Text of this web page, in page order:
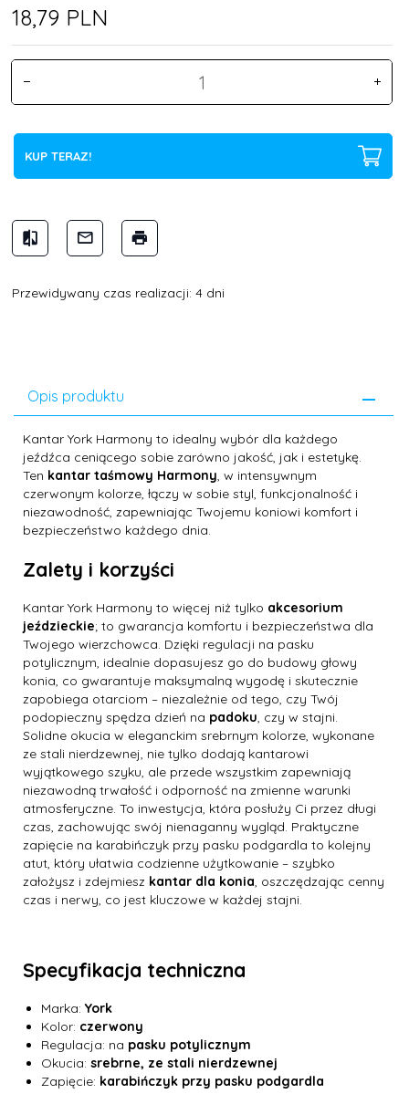
18,79 PLN
KUP TERAZ!
Przewidywany czas realizacji: 4 dni
Opis produktu
Kantar York Harmony to idealny wybór dla każdego
jeźdźca ceniącego sobie zarówno jakość, jak i estetykę.
Ten kantar taśmowy Harmony, w intensywnym
czerwonym kolorze, łączy w sobie styl, funkcjonalność i
niezawodność, zapewniając Twojemu koniowi komfort i
bezpieczeństwo każdego dnia.
Zalety i korzyści
Kantar York Harmony to więcej niż tylko akcesorium
jeździeckie; to gwarancja komfortu i bezpieczeństwa dla
Twojego wierzchowca. Dzięki regulacji na pasku
potylicznym, idealnie dopasujesz go do budowy głowy
konia, co gwarantuje maksymalną wygodę i skutecznie
zapobiega otarciom – niezależnie od tego, czy Twój
podopieczny spędza dzień na padoku, czy w stajni.
Solidne okucia w eleganckim srebrnym kolorze, wykonane
ze stali nierdzewnej, nie tylko dodają kantarowi
wyjątkowego szyku, ale przede wszystkim zapewniają
niezawodną trwałość i odporność na zmienne warunki
atmosferyczne. To inwestycja, która posłuży Ci przez długi
czas, zachowując swój nienaganny wygląd. Praktyczne
zapięcie na karabińczyk przy pasku podgardla to kolejny
atut, który ułatwia codzienne użytkowanie – szybko
założysz i zdejmiesz kantar dla konia, oszczędzając cenny
czas i nerwy, co jest kluczowe w każdej stajni.
Specyfikacja techniczna
Marka: York
Kolor: czerwony
Regulacja: na pasku potylicznym
Okucia: srebrne, ze stali nierdzewnej
Zapięcie: karabińczyk przy pasku podgardla